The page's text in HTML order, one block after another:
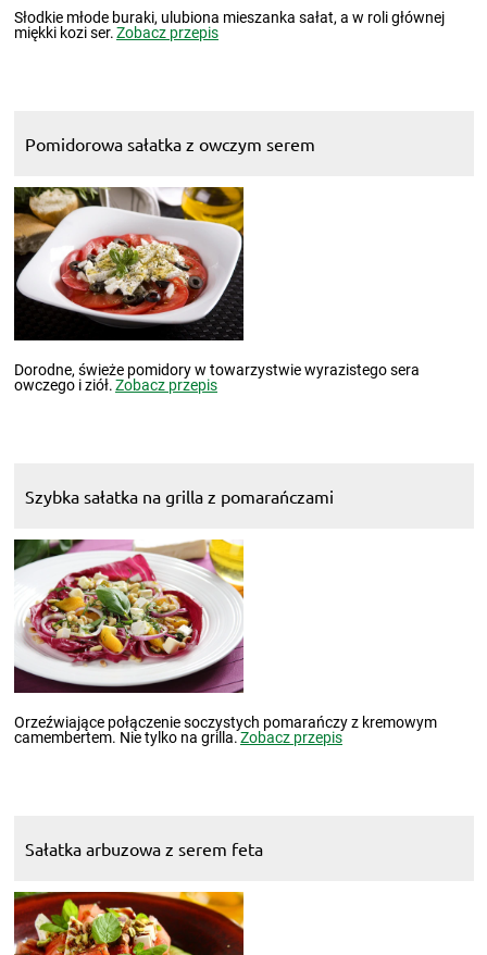
Słodkie młode buraki, ulubiona mieszanka sałat, a w roli głównej
miękki kozi ser.Zobacz przepis
Pomidorowa sałatka z owczym serem
Dorodne, świeże pomidory w towarzystwie wyrazistego sera
owczego i ziół.Zobacz przepis
Szybka sałatka na grilla z pomarańczami
Orzeźwiające połączenie soczystych pomarańczy z kremowym
camembertem. Nie tylko na grilla.Zobacz przepis
Sałatka arbuzowa z serem feta